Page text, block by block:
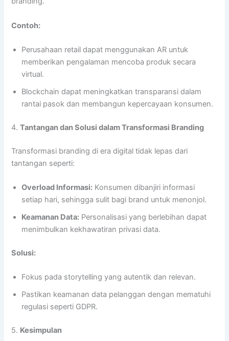
Contoh:
Perusahaan retail dapat menggunakan AR untuk
memberikan pengalaman mencoba produk secara
virtual.
Blockchain dapat meningkatkan transparansi dalam
rantai pasok dan membangun kepercayaan konsumen.
4.Tantangan dan Solusi dalam Transformasi Branding
Transformasi branding di era digital tidak lepas dari
tantangan seperti:
Overload Informasi: Konsumen dibanjiri informasi
setiap hari, sehingga sulit bagi brand untuk menonjol.
Keamanan Data: Personalisasi yang berlebihan dapat
menimbulkan kekhawatiran privasi data.
Solusi:
Fokus pada storytelling yang autentik dan relevan.
Pastikan keamanan data pelanggan dengan mematuhi
regulasi seperti GDPR.
5. Kesimpulan